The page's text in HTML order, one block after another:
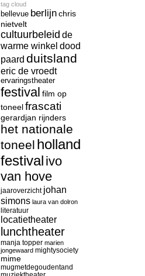
tag cloud
bellevue berlijnchris
nietvelt
cultuurbeleid de
warme winkel dood
paard duitsland
eric de vroedt
ervaringstheater
festival film op
toneelfrascati
gerardjan rijnders
het nationale
toneel holland
festival ivo
van hove
jaaroverzicht johan
simons laura van dolron
literatuur
locatietheater
lunchtheater
manja topper marien
jongewaard mightysociety
mime
mugmetdegoudentand